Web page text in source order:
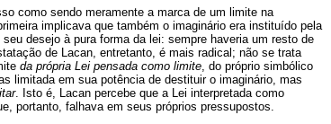
como sendo meramente a marca de um limite na
implicava que também o imaginário era instituído pela
desejo à pura forma da lei: sempre haveria um resto de
de Lacan, entretanto, é mais radical; não se trata
da própria Lei pensada como limite , do próprio simbólico
limitada em sua potência de destituir o imaginário, mas
. Isto é, Lacan percebe que a Lei interpretada como
portanto, falhava em seus próprios pressupostos.